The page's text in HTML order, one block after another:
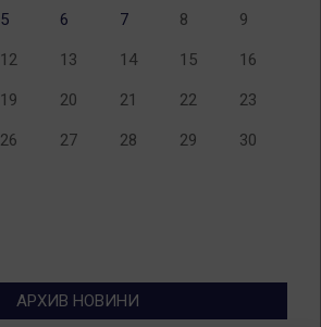
5 6 7 8 9
12 13 14 15 16
19 20 21 22 23
26 27 28 29 30
АРХИВ НОВИНИ